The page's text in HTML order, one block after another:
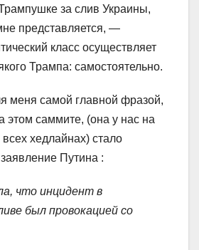
за слив Украины,
представляется, —
класс осуществляет
Трампа: самостоятельно.
меня самой главной фразой,
этом саммите, (она у нас на
хедлайнах) стало
Путина :
что инцидент в
был провокацией со